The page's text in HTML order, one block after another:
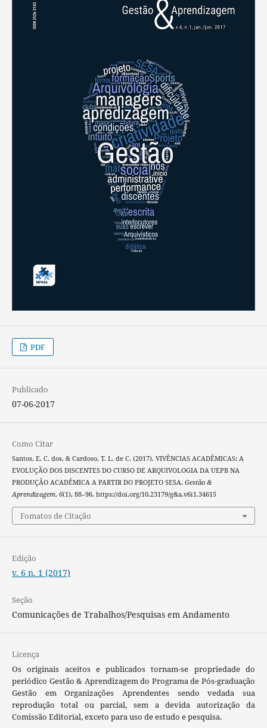
PDF
Publicado
07-06-2017
Como Citar
Santos, E. C. dos, & Cardoso, T. L. de C. (2017). VIVÊNCIAS ACADÊMICAS: A
EVOLUÇÃO DOS DISCENTES DO CURSO DE ARQUIVOLOGIA DA UEPB NA
PRODUÇÃO ACADÊMICA A PARTIR DO PROJETO SESA. Gestão &
Aprendizagem, 6(1), 88–96. https://doi.org/10.23179/g&a.v6i1.34615
Fomatos de Citação
Edição
v. 6 n. 1 (2017)
Seção
Comunicações de Trabalhos/Pesquisas em Andamento
Licença
Os originais aceitos e publicados tornam-se propriedade do
periódico Gestão & Aprendizagem do Programa de Pós-graduação
Gestão em Organizações Aprendentes sendo vedada sua
reprodução total ou parcial, sem a devida autorização da
Comissão Editorial, exceto para uso de estudo e pesquisa.